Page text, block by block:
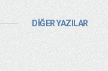
DİĞER YAZILAR